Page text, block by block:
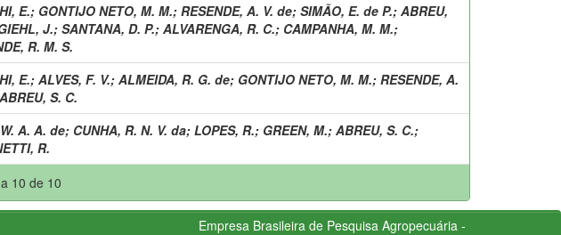
E.; GONTIJO NETO, M. M.; RESENDE, A. V. de; SIMÃO, E. de P.; ABREU,
J.; SANTANA, D. P.; ALVARENGA, R. C.; CAMPANHA, M. M.;
R. M. S.
E.; ALVES, F. V.; ALMEIDA, R. G. de; GONTIJO NETO, M. M.; RESENDE, A.
ABREU, S. C.
A. A. de; CUNHA, R. N. V. da; LOPES, R.; GREEN, M.; ABREU, S. C.;
R.
10 de 10
Empresa Brasileira de Pesquisa Agropecuária -